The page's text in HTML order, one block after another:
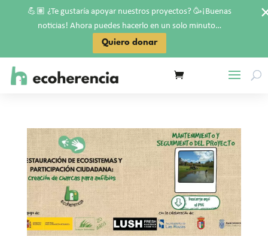
💪🏽 ¿Te gustaría apoyar nuestros proyectos? 🥳¡Buenas
noticias! Ahora puedes hacerlo en un solo minuto…
Quiero donar